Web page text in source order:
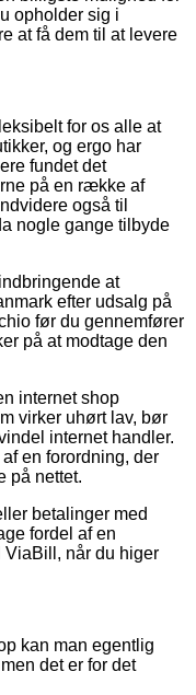
opholder sig i
at få dem til at levere
for os alle at
og ergo har
fundet det
på en række af
også til
nogle gange tilbyde
at
efter udsalg på
før du gennemfører
på at modtage den
internet shop
virker uhørt lav, bør
internet handler.
en forordning, der
på nettet.
betalinger med
fordel af en
når du higer
kan man egentlig
det er for det